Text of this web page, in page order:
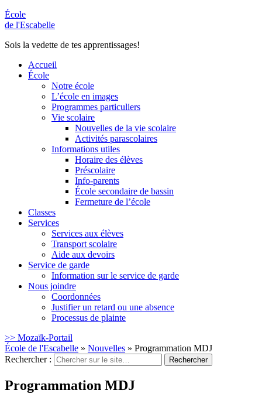
École
de l'Escabelle
Sois la vedette de tes apprentissages!
Accueil
École
Notre école
L’école en images
Programmes particuliers
Vie scolaire
Nouvelles de la vie scolaire
Activités parascolaires
Informations utiles
Horaire des élèves
Préscolaire
Info-parents
École secondaire de bassin
Fermeture de l’école
Classes
Services
Services aux élèves
Transport scolaire
Aide aux devoirs
Service de garde
Information sur le service de garde
Nous joindre
Coordonnées
Justifier un retard ou une absence
Processus de plainte
>> Mozaïk-Portail
École de l'Escabelle » Nouvelles » Programmation MDJ
Rechercher :
Programmation MDJ